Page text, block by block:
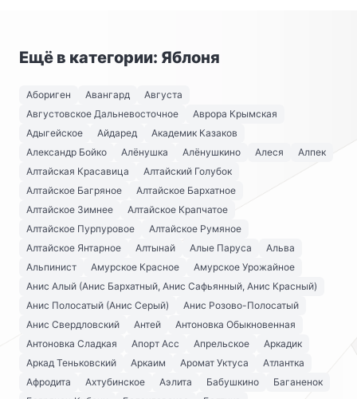
Ещё в категории: Яблоня
Абориген Авангард
Августа
Августовское Дальневосточное
Аврора Крымская
Адыгейское
Айдаред
Академик Казаков
Александр Бойко
Алёнушка Алёнушкино Алеся
Алпек
Алтайская Красавица
Алтайский Голубок
Алтайское Багряное
Алтайское Бархатное
Алтайское Зимнее
Алтайское Крапчатое
Алтайское Пурпуровое
Алтайское Румяное
Алтайское Янтарное
Алтынай Алые Паруса
Альва
Альпинист
Амурское Красное
Амурское Урожайное
Анис Алый (Анис Бархатный, Анис Сафьянный, Анис Красный)
Анис Полосатый (Анис Серый)
Анис Розово-Полосатый
Анис Свердловский
Антей
Антоновка Обыкновенная
Антоновка Сладкая
Апорт Асс Апрельское
Аркадик
Аркад Теньковский
Аркаим Аромат Уктуса
Атлантка
Афродита
Ахтубинское Аэлита Бабушкино
Баганенок